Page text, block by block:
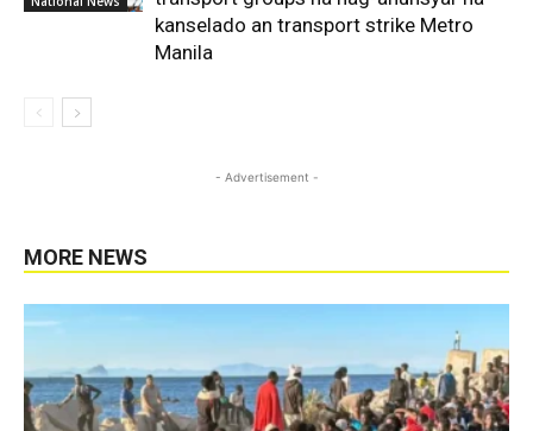
kanselado an transport strike Metro
Manila
- Advertisement -
MORE NEWS